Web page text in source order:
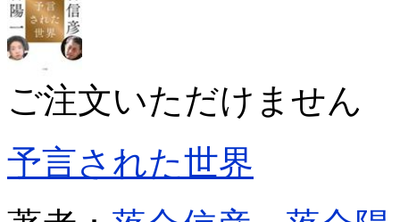
ご注文いただけません
予言された世界